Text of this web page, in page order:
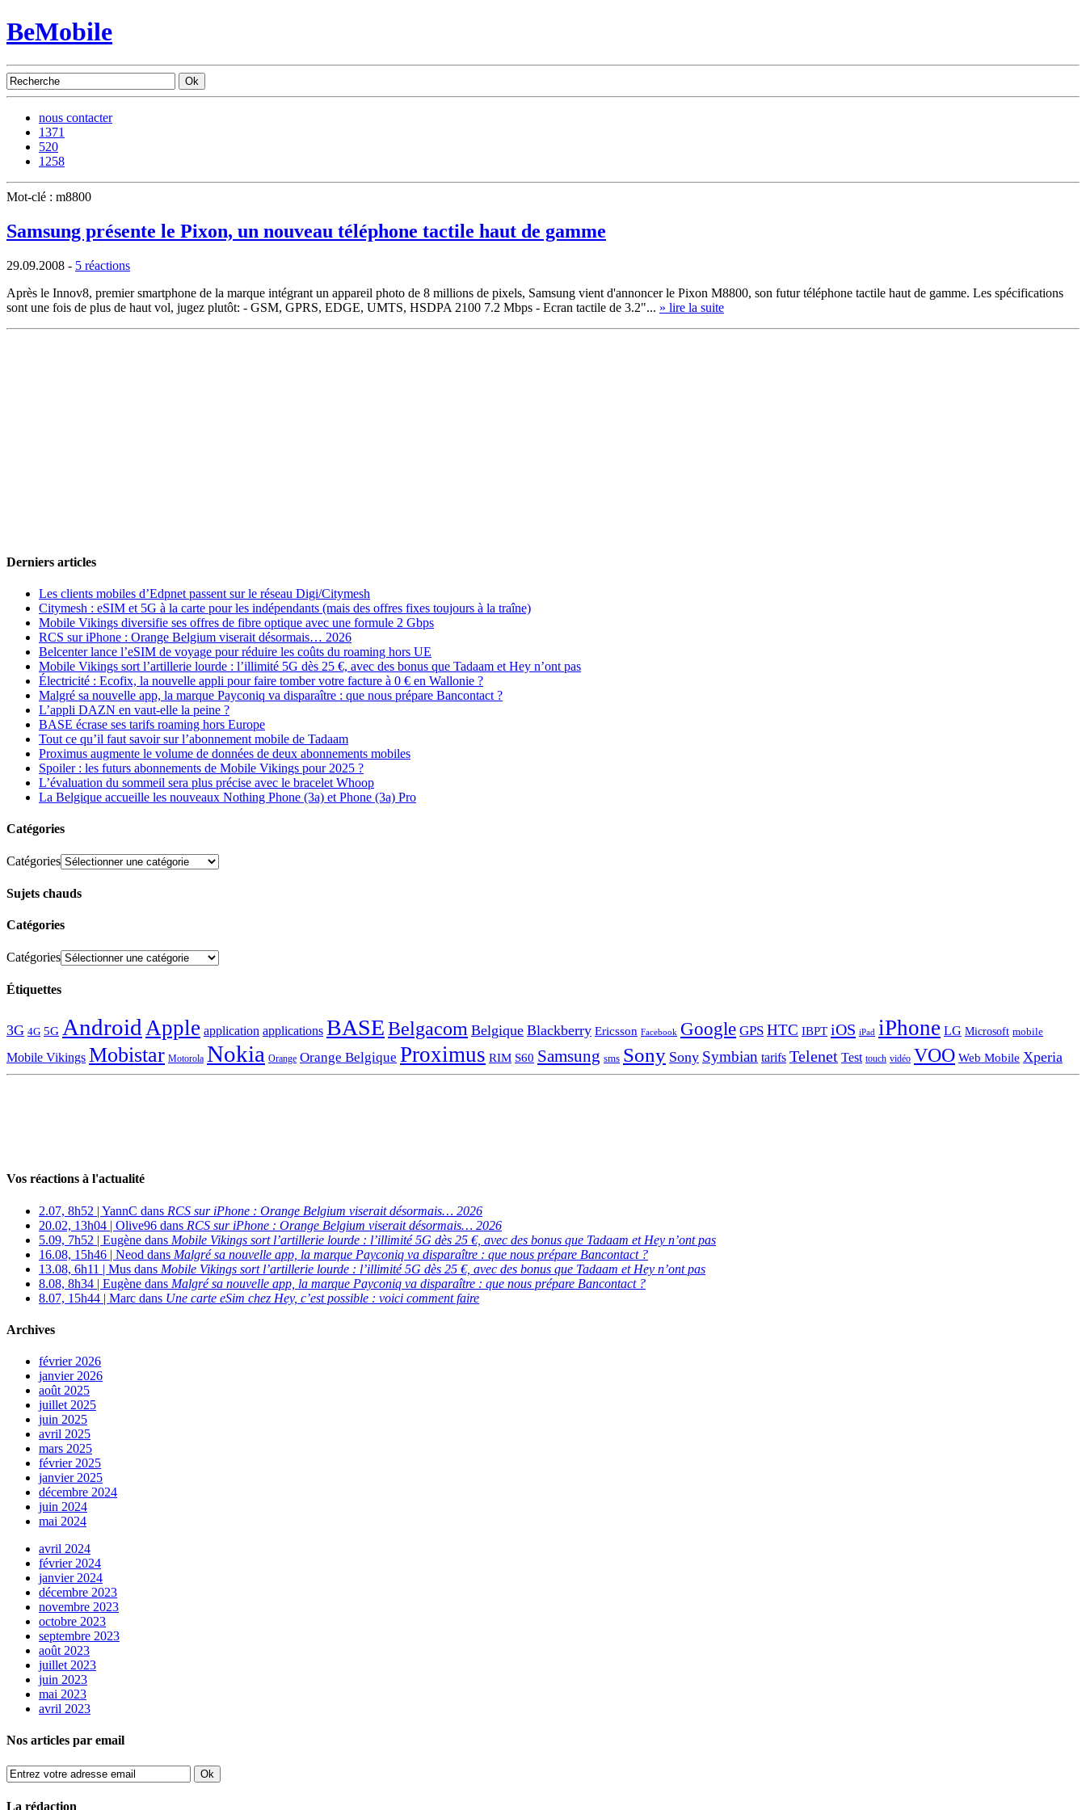
BeMobile
nous contacter
1371
520
1258
Mot-clé : m8800
Samsung présente le Pixon, un nouveau téléphone tactile haut de gamme
29.09.2008 - 5 réactions
Après le Innov8, premier smartphone de la marque intégrant un appareil photo de 8 millions de pixels, Samsung vient d'annoncer le Pixon M8800, son futur téléphone tactile haut de gamme. Les spécifications
sont une fois de plus de haut vol, jugez plutôt: - GSM, GPRS, EDGE, UMTS, HSDPA 2100 7.2 Mbps - Ecran tactile de 3.2"... » lire la suite
Derniers articles
Les clients mobiles d’Edpnet passent sur le réseau Digi/Citymesh
Citymesh : eSIM et 5G à la carte pour les indépendants (mais des offres fixes toujours à la traîne)
Mobile Vikings diversifie ses offres de fibre optique avec une formule 2 Gbps
RCS sur iPhone : Orange Belgium viserait désormais… 2026
Belcenter lance l’eSIM de voyage pour réduire les coûts du roaming hors UE
Mobile Vikings sort l’artillerie lourde : l’illimité 5G dès 25 €, avec des bonus que Tadaam et Hey n’ont pas
Électricité : Ecofix, la nouvelle appli pour faire tomber votre facture à 0 € en Wallonie ?
Malgré sa nouvelle app, la marque Payconiq va disparaître : que nous prépare Bancontact ?
L’appli DAZN en vaut-elle la peine ?
BASE écrase ses tarifs roaming hors Europe
Tout ce qu’il faut savoir sur l’abonnement mobile de Tadaam
Proximus augmente le volume de données de deux abonnements mobiles
Spoiler : les futurs abonnements de Mobile Vikings pour 2025 ?
L’évaluation du sommeil sera plus précise avec le bracelet Whoop
La Belgique accueille les nouveaux Nothing Phone (3a) et Phone (3a) Pro
Catégories
Catégories
Sujets chauds
Catégories
Catégories
Étiquettes
3G 4G 5G Android Apple application applications BASEBelgacom Belgique Blackberry Ericsson Facebook Google GPS HTC IBPT iOS iPad iPhone LG Microsoft mobile
Mobile Vikings Mobistar Motorola Nokia Orange Orange Belgique Proximus RIM S60 Samsung sms Sony Sony Symbian tarifs Telenet Test touch vidéo VOO Web Mobile Xperia
Vos réactions à l'actualité
2.07, 8h52 | YannC dans RCS sur iPhone : Orange Belgium viserait désormais… 2026
20.02, 13h04 | Olive96 dans RCS sur iPhone : Orange Belgium viserait désormais… 2026
5.09, 7h52 | Eugène dans Mobile Vikings sort l’artillerie lourde : l’illimité 5G dès 25 €, avec des bonus que Tadaam et Hey n’ont pas
16.08, 15h46 | Neod dans Malgré sa nouvelle app, la marque Payconiq va disparaître : que nous prépare Bancontact ?
13.08, 6h11 | Mus dans Mobile Vikings sort l’artillerie lourde : l’illimité 5G dès 25 €, avec des bonus que Tadaam et Hey n’ont pas
8.08, 8h34 | Eugène dans Malgré sa nouvelle app, la marque Payconiq va disparaître : que nous prépare Bancontact ?
8.07, 15h44 | Marc dans Une carte eSim chez Hey, c’est possible : voici comment faire
Archives
février 2026
janvier 2026
août 2025
juillet 2025
juin 2025
avril 2025
mars 2025
février 2025
janvier 2025
décembre 2024
juin 2024
mai 2024
avril 2024
février 2024
janvier 2024
décembre 2023
novembre 2023
octobre 2023
septembre 2023
août 2023
juillet 2023
juin 2023
mai 2023
avril 2023
Nos articles par email
La rédaction